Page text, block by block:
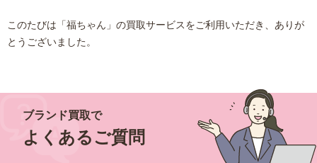
このたびは「福ちゃん」の買取サービスをご利用いただき、ありが
とうございました。
ブランド買取で
よくあるご質問